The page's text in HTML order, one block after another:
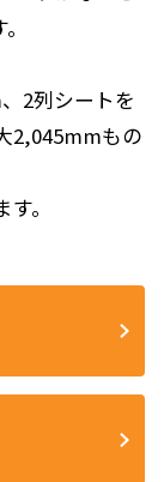
2列シートを
2,045mmもの
。